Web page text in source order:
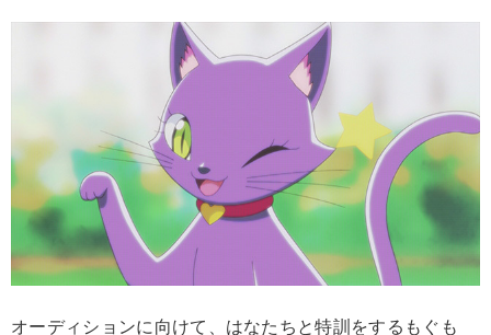
オーディションに向けて、はなたちと特訓をするもぐも